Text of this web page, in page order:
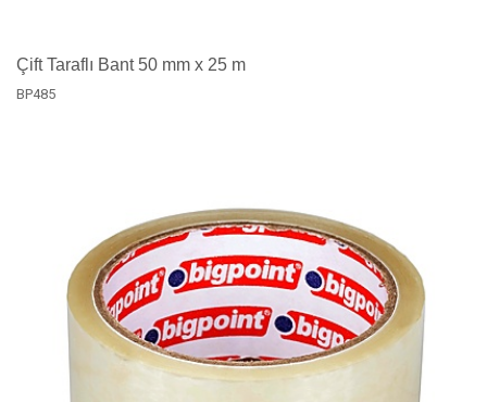
Çift Taraflı Bant 50 mm x 25 m
BP485